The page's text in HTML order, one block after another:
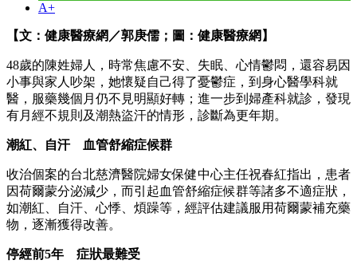
A+
【文：健康醫療網／郭庚儒；圖：健康醫療網】
48歲的陳姓婦人，時常焦慮不安、失眠、心情鬱悶，還容易因
小事與家人吵架，她懷疑自己得了憂鬱症，到身心醫學科就
醫，服藥幾個月仍不見明顯好轉；進一步到婦產科就診，發現
有月經不規則及潮熱盜汗的情形，診斷為更年期。
潮紅、自汗 血管舒縮症候群
收治個案的台北慈濟醫院婦女保健中心主任祝春紅指出，患者
因荷爾蒙分泌減少，而引起血管舒縮症候群等諸多不適症狀，
如潮紅、自汗、心悸、煩躁等，經評估建議服用荷爾蒙補充藥
物，逐漸獲得改善。
停經前5年 症狀最難受